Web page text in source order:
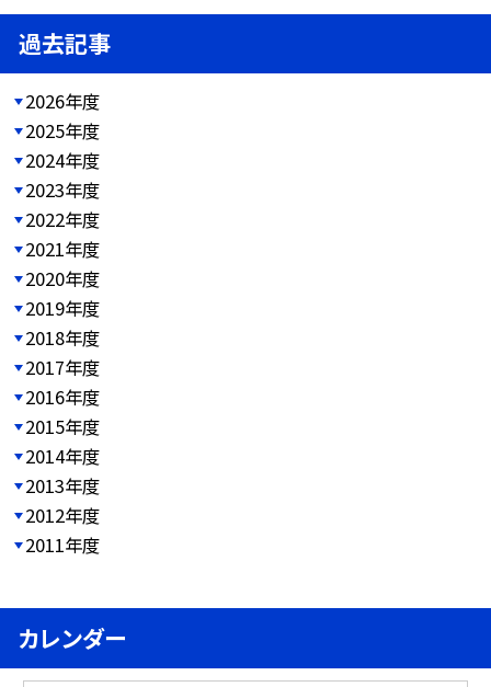
過去記事
2026年度
2025年度
2024年度
2023年度
2022年度
2021年度
2020年度
2019年度
2018年度
2017年度
2016年度
2015年度
2014年度
2013年度
2012年度
2011年度
カレンダー